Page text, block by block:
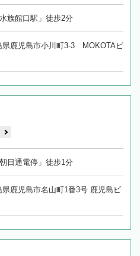
族館口駅」徒歩2分
県鹿児島市小川町3-3 MOKOTAビ
日通電停」徒歩1分
県鹿児島市名山町1番3号 鹿児島ビ